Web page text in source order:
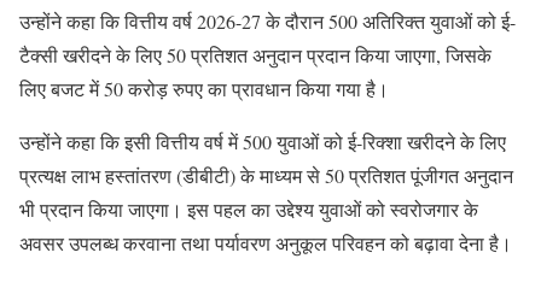
उन्होंने कहा कि वित्तीय वर्ष 2026-27 के दौरान 500 अतिरिक्त युवाओं को ई-
टैक्सी खरीदने के लिए 50 प्रतिशत अनुदान प्रदान किया जाएगा, जिसके
लिए बजट में 50 करोड़ रुपए का प्रावधान किया गया है।
उन्होंने कहा कि इसी वित्तीय वर्ष में 500 युवाओं को ई-रिक्शा खरीदने के लिए
प्रत्यक्ष लाभ हस्तांतरण (डीबीटी) के माध्यम से 50 प्रतिशत पूंजीगत अनुदान
भी प्रदान किया जाएगा। इस पहल का उद्देश्य युवाओं को स्वरोजगार के
अवसर उपलब्ध करवाना तथा पर्यावरण अनुकूल परिवहन को बढ़ावा देना है।